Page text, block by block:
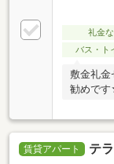
礼金
バス・ト
敷金礼金
勧めで
賃貸アパート テ